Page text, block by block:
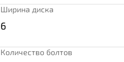
Ширина диска
6
Количество болтов